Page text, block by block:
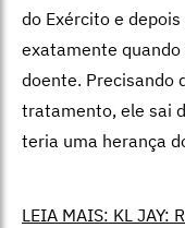
do Exército e
exatamente
doente. Precisando
tratamento, ele sai
teria uma herança
LEIA MAIS: KL JAY: